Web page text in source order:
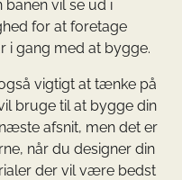
vil se ud i
for at foretage
i gang med at bygge.
vigtigt at tænke på
bruge til at bygge din
afsnit, men det er
når du designer din
der vil være bedst